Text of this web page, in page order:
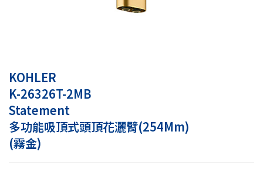
KOHLER
K-26326T-2MB
Statement
多功能吸頂式頭頂花灑臂(254Mm)
(霧金)